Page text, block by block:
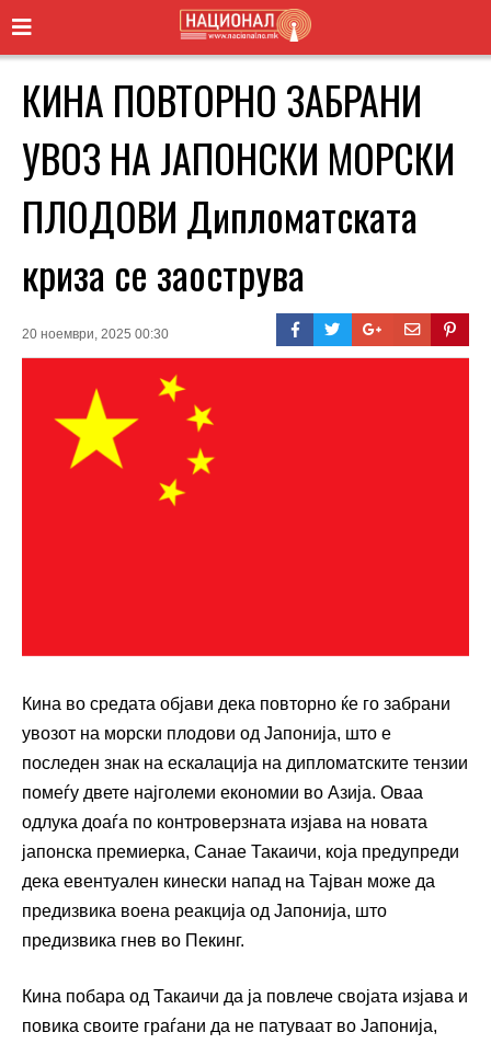
КИНА ПОВТОРНО ЗАБРАНИ
УВОЗ НА ЈАПОНСКИ МОРСКИ
ПЛОДОВИ Дипломатската
криза се заострува
20 ноември, 2025 00:30
Кина во средата објави дека повторно ќе го забрани
увозот на морски плодови од Јапонија, што е
последен знак на ескалација на дипломатските тензии
помеѓу двете најголеми економии во Азија. Оваа
одлука доаѓа по контроверзната изјава на новата
јапонска премиерка, Санае Такаичи, која предупреди
дека евентуален кинески напад на Тајван може да
предизвика воена реакција од Јапонија, што
предизвика гнев во Пекинг.
Кина побара од Такаичи да ја повлече својата изјава и
повика своите граѓани да не патуваат во Јапонија,